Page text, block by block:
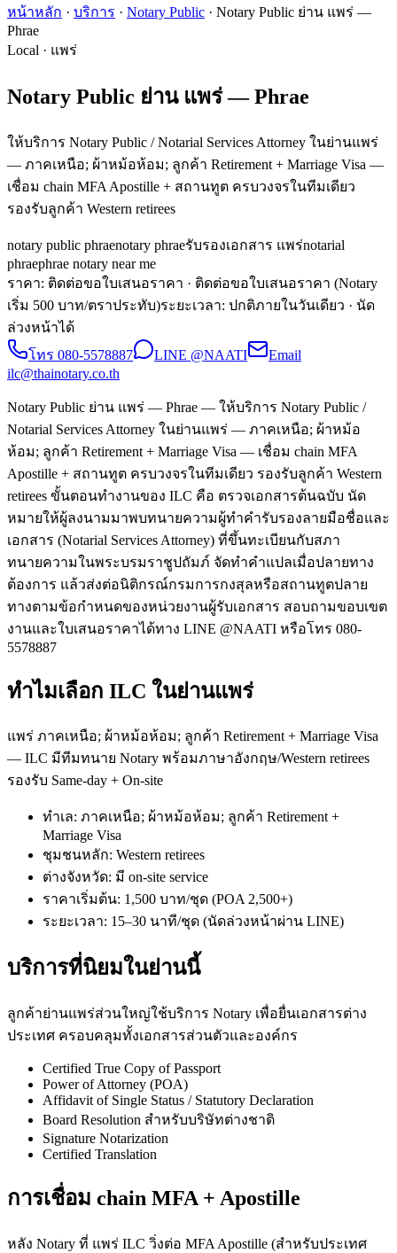
หน้าหลัก · บริการ · Notary Public · Notary Public ย่าน แพร่ —
Phrae
Local · แพร่
Notary Public ย่าน แพร่ — Phrae
ให้บริการ Notary Public / Notarial Services Attorney ในย่านแพร่
— ภาคเหนือ; ผ้าหม้อห้อม; ลูกค้า Retirement + Marriage Visa —
เชื่อม chain MFA Apostille + สถานทูต ครบวงจรในทีมเดียว
รองรับลูกค้า Western retirees
notary public phraenotary phraeรับรองเอกสาร แพร่notarial
phraephrae notary near me
ราคา: ติดต่อขอใบเสนอราคา · ติดต่อขอใบเสนอราคา (Notary
เริ่ม 500 บาท/ตราประทับ)ระยะเวลา: ปกติภายในวันเดียว · นัด
ล่วงหน้าได้
โทร 080-5578887 LINE @NAATI
Email
ilc@thainotary.co.th
Notary Public ย่าน แพร่ — Phrae — ให้บริการ Notary Public /
Notarial Services Attorney ในย่านแพร่ — ภาคเหนือ; ผ้าหม้อ
ห้อม; ลูกค้า Retirement + Marriage Visa — เชื่อม chain MFA
Apostille + สถานทูต ครบวงจรในทีมเดียว รองรับลูกค้า Western
retirees ขั้นตอนทำงานของ ILC คือ ตรวจเอกสารต้นฉบับ นัด
หมายให้ผู้ลงนามมาพบทนายความผู้ทำคำรับรองลายมือชื่อและ
เอกสาร (Notarial Services Attorney) ที่ขึ้นทะเบียนกับสภา
ทนายความในพระบรมราชูปถัมภ์ จัดทำคำแปลเมื่อปลายทาง
ต้องการ แล้วส่งต่อนิติกรณ์กรมการกงสุลหรือสถานทูตปลาย
ทางตามข้อกำหนดของหน่วยงานผู้รับเอกสาร สอบถามขอบเขต
งานและใบเสนอราคาได้ทาง LINE @NAATI หรือโทร 080-
5578887
ทำไมเลือก ILC ในย่านแพร่
แพร่ ภาคเหนือ; ผ้าหม้อห้อม; ลูกค้า Retirement + Marriage Visa
— ILC มีทีมทนาย Notary พร้อมภาษาอังกฤษ/Western retirees
รองรับ Same-day + On-site
ทำเล: ภาคเหนือ; ผ้าหม้อห้อม; ลูกค้า Retirement +
Marriage Visa
ชุมชนหลัก: Western retirees
ต่างจังหวัด: มี on-site service
ราคาเริ่มต้น: 1,500 บาท/ชุด (POA 2,500+)
ระยะเวลา: 15–30 นาที/ชุด (นัดล่วงหน้าผ่าน LINE)
บริการที่นิยมในย่านนี้
ลูกค้าย่านแพร่ส่วนใหญ่ใช้บริการ Notary เพื่อยื่นเอกสารต่าง
ประเทศ ครอบคลุมทั้งเอกสารส่วนตัวและองค์กร
Certified True Copy of Passport
Power of Attorney (POA)
Affidavit of Single Status / Statutory Declaration
Board Resolution สำหรับบริษัทต่างชาติ
Signature Notarization
Certified Translation
การเชื่อม chain MFA + Apostille
หลัง Notary ที่ แพร่ ILC วิ่งต่อ MFA Apostille (สำหรับประเทศ